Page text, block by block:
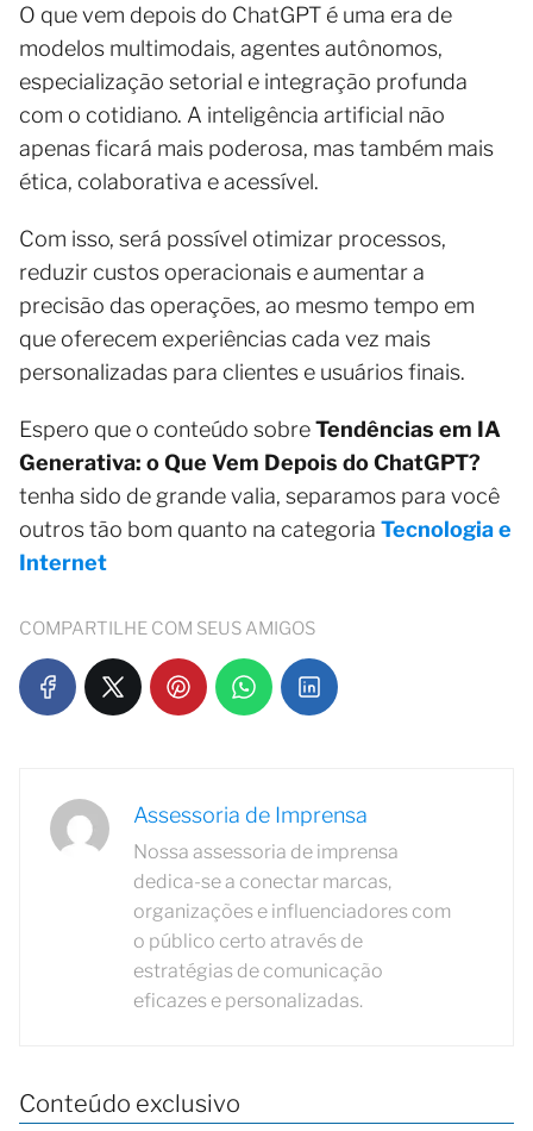
O que vem depois do ChatGPT é uma era de
modelos multimodais, agentes autônomos,
especialização setorial e integração profunda
com o cotidiano. A inteligência artificial não
apenas ficará mais poderosa, mas também mais
ética, colaborativa e acessível.
Com isso, será possível otimizar processos,
reduzir custos operacionais e aumentar a
precisão das operações, ao mesmo tempo em
que oferecem experiências cada vez mais
personalizadas para clientes e usuários finais.
Espero que o conteúdo sobreTendências em IA
Generativa: o Que Vem Depois do ChatGPT?
tenha sido de grande valia, separamos para você
outros tão bom quanto na categoria Tecnologia e
Internet
COMPARTILHE COM SEUS AMIGOS
Assessoria de Imprensa
Nossa assessoria de imprensa
dedica-se a conectar marcas,
organizações e influenciadores com
o público certo através de
estratégias de comunicação
eficazes e personalizadas.
Conteúdo exclusivo